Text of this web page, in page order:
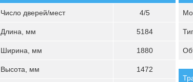
Число дверей/мест 4/5
Длина, мм 5184
Ширина, мм 1880
Высота, мм 1472